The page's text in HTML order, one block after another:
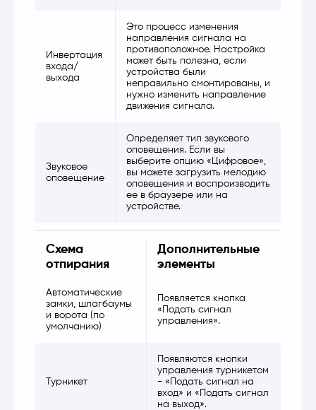
Инвертация
входа/
выхода
Это процесс изменения
направления сигнала на
противоположное. Настройка
может быть полезна, если
устройства были
неправильно смонтированы, и
нужно изменить направление
движения сигнала.
Звуковое
оповещение
Определяет тип звукового
оповещения. Если вы
выберите опцию «Цифровое»,
вы можете загрузить мелодию
оповещения и воспроизводить
ее в браузере или на
устройстве.
Схема
отпирания
Дополнительные
элементы
Автоматические
замки, шлагбаумы
и ворота (по
умолчанию)
Появляется кнопка
«Подать сигнал
управления».
Турникет
Появляются кнопки
управления турникетом
- «Подать сигнал на
вход» и «Подать сигнал
на выход».